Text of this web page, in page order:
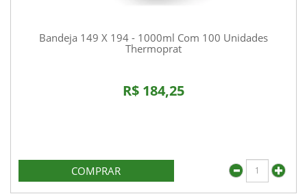
Bandeja 149 X 194 - 1000ml Com 100 Unidades
Thermoprat
R$ 184,25
COMPRAR